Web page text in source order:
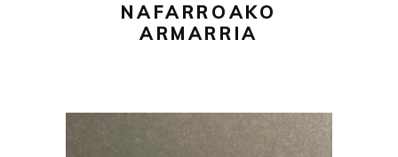
NAFARROAKO
ARMARRIA